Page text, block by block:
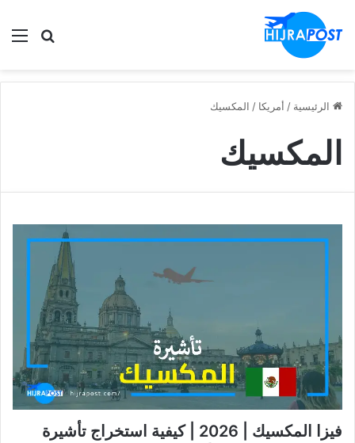
ابحث
الرئيسية / أمريكا / المكسيك
المكسيك
فيزا المكسيك | 2026 | كيفية استخراج تأشيرة